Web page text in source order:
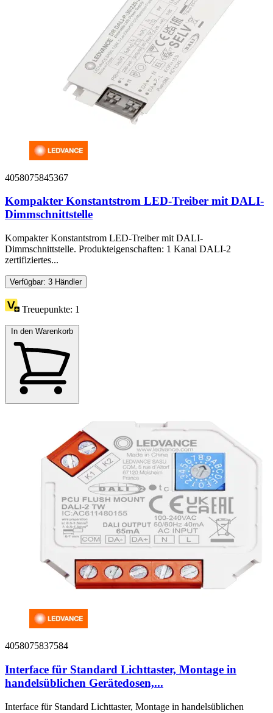
4058075845367
Kompakter Konstantstrom LED-Treiber mit DALI-
Dimmschnittstelle
Kompakter Konstantstrom LED-Treiber mit DALI-
Dimmschnittstelle. Produkteigenschaften: 1 Kanal DALI-2
zertifiziertes...
Verfügbar: 3 Händler
Treuepunkte: 1
In den Warenkorb
4058075837584
Interface für Standard Lichttaster, Montage in
handelsüblichen Gerätedosen,...
Interface für Standard Lichttaster, Montage in handelsüblichen